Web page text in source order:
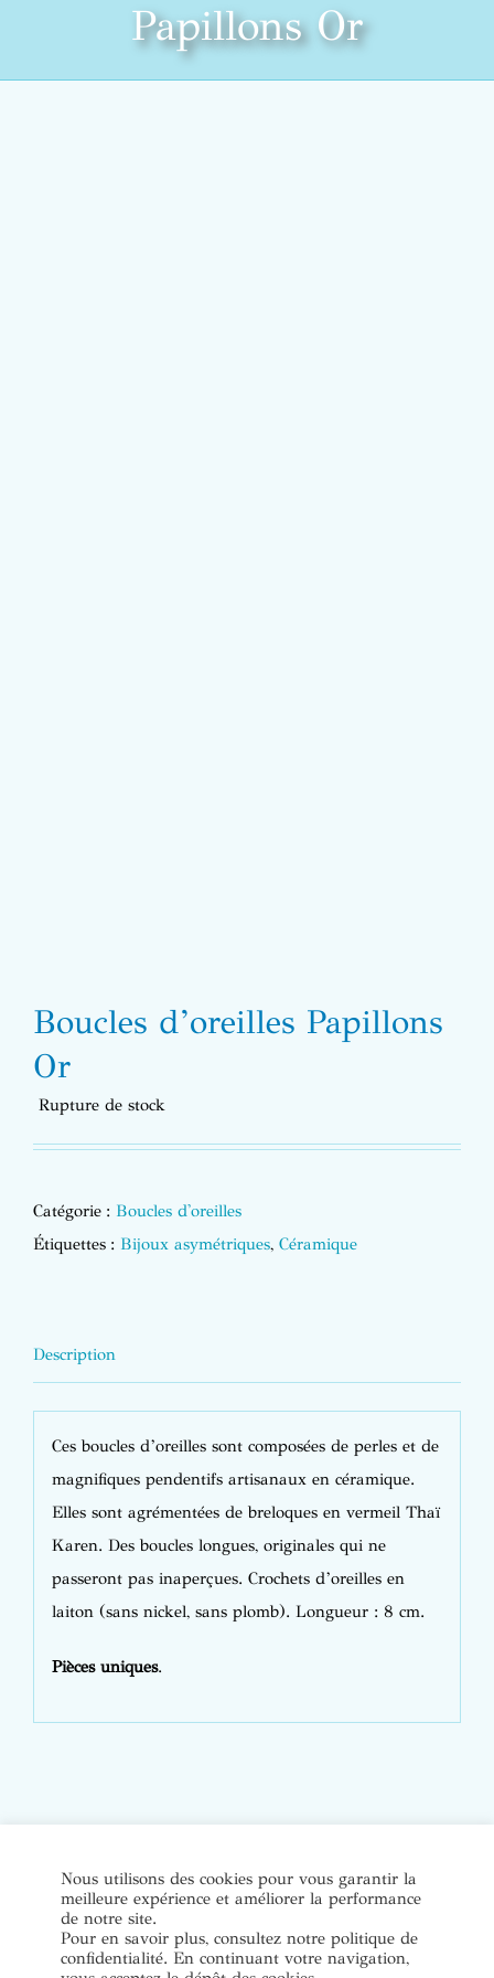
Papillons Or
Boucles d’oreilles Papillons
Or
Rupture de stock
Catégorie : Boucles d'oreilles
Étiquettes : Bijoux asymétriques, Céramique
Description
Ces boucles d’oreilles sont composées de perles et de
magnifiques pendentifs artisanaux en céramique.
Elles sont agrémentées de breloques en vermeil Thaï
Karen. Des boucles longues, originales qui ne
passeront pas inaperçues. Crochets d’oreilles en
laiton (sans nickel, sans plomb). Longueur : 8 cm.
Pièces uniques.
© Copyright Bijoux de soi 2020-2022. Tous droits réservés. |
Conditions Générales de Vente|Mentions légales et politique
de confidentialité
Nous utilisons des cookies pour vous garantir la
meilleure expérience et améliorer la performance
de notre site.
Pour en savoir plus, consultez notre politique de
confidentialité. En continuant votre navigation,